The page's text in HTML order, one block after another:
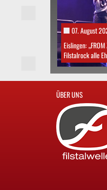
07. August
Eislingen:
Filstalrock alle
ÜBER UNS